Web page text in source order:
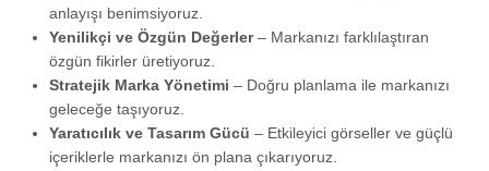
anlayışı benimsiyoruz.
Yenilikçi ve Özgün Değerler– Markanızı farklılaştıran
özgün fikirler üretiyoruz.
Stratejik Marka Yönetimi – Doğru planlama ile markanızı
geleceğe taşıyoruz.
Yaratıcılık ve Tasarım Gücü – Etkileyici görseller ve güçlü
içeriklerle markanızı ön plana çıkarıyoruz.